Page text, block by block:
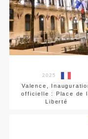
2025
Valence,
officielle : Place de
Liberté